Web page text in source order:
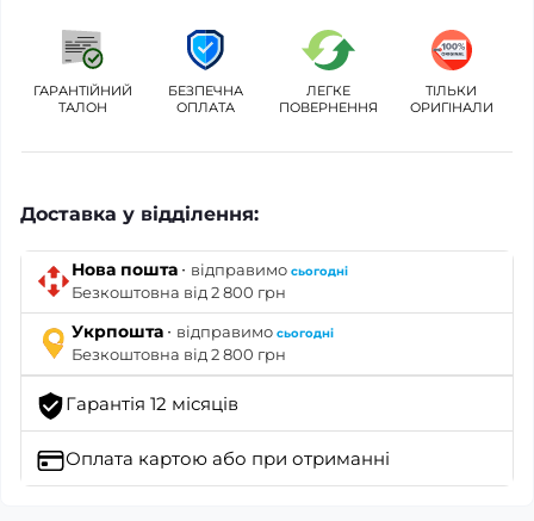
ГАРАНТІЙНИЙ
ТАЛОН
БЕЗПЕЧНА
ОПЛАТА
ЛЕГКЕ
ПОВЕРНЕННЯ
ТІЛЬКИ
ОРИГІНАЛИ
Доставка у відділення:
Нова пошта · відправимо сьогодні
Безкоштовна від 2 800 грн
Укрпошта · відправимо сьогодні
Безкоштовна від 2 800 грн
Гарантія 12 місяців
Оплата картою або при отриманні